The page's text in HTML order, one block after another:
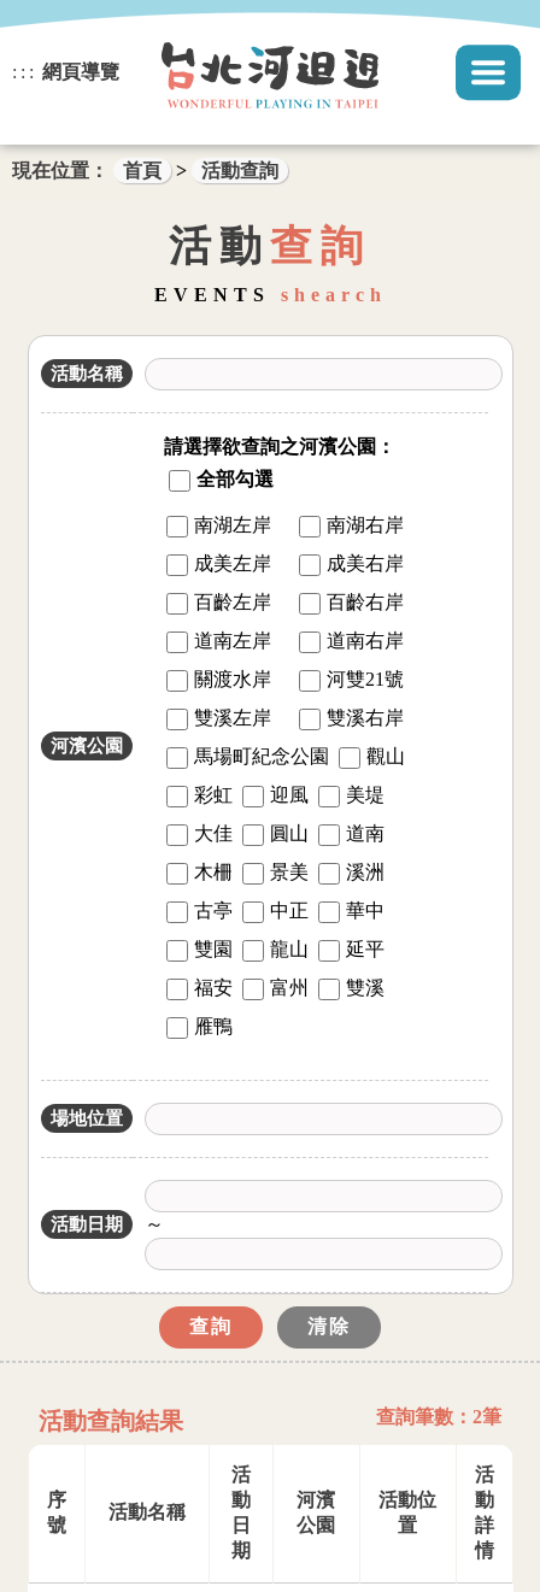
::: 網頁導覽
現在位置： 首頁 > 活動查詢
活動 查詢
EVENTS shearch
活動名稱
河濱公園
請選擇欲查詢之河濱公園：
全部勾選
南湖左岸
南湖右岸
成美左岸
成美右岸
百齡左岸
百齡右岸
道南左岸
道南右岸
關渡水岸
河雙21號
雙溪左岸
雙溪右岸
馬場町紀念公園
觀山
彩虹
迎風
美堤
大佳
圓山
道南
木柵
景美
溪洲
古亭
中正
華中
雙園
龍山
延平
福安
富州
雙溪
雁鴨
場地位置
活動日期 ～
活動查詢結果 查詢筆數： 2筆
序
號
活動名稱
活
動
日
期
河濱
公園
活動位
置
活
動
詳
情